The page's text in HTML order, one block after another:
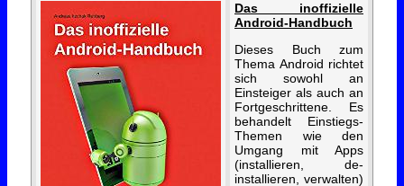
Das inoffizielle
Android-Handbuch
Dieses Buch zum
Thema Android richtet
sich sowohl an
Einsteiger als auch an
Fortgeschrittene. Es
behandelt Einstiegs-
Themen wie den
Umgang mit Apps
(installieren, de-
installieren, verwalten)